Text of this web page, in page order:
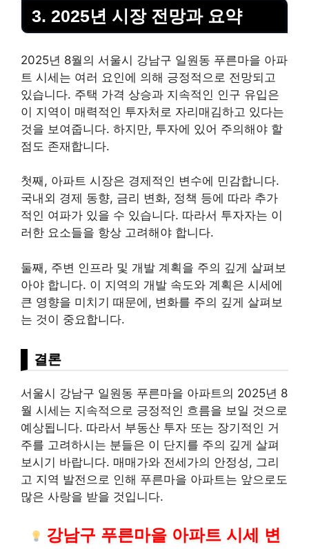
3. 2025년 시장 전망과 요약
2025년 8월의 서울시 강남구 일원동 푸른마을 아파
트 시세는 여러 요인에 의해 긍정적으로 전망되고
있습니다. 주택 가격 상승과 지속적인 인구 유입은
이 지역이 매력적인 투자처로 자리매김하고 있다는
것을 보여줍니다. 하지만, 투자에 있어 주의해야 할
점도 존재합니다.
첫째, 아파트 시장은 경제적인 변수에 민감합니다.
국내외 경제 동향, 금리 변화, 정책 등에 따라 추가
적인 여파가 있을 수 있습니다. 따라서 투자자는 이
러한 요소들을 항상 고려해야 합니다.
둘째, 주변 인프라 및 개발 계획을 주의 깊게 살펴보
아야 합니다. 이 지역의 개발 속도와 계획은 시세에
큰 영향을 미치기 때문에, 변화를 주의 깊게 살펴보
는 것이 중요합니다.
결론
서울시 강남구 일원동 푸른마을 아파트의 2025년 8
월 시세는 지속적으로 긍정적인 흐름을 보일 것으로
예상됩니다. 따라서 부동산 투자 또는 장기적인 거
주를 고려하시는 분들은 이 단지를 주의 깊게 살펴
보시기 바랍니다. 매매가와 전세가의 안정성, 그리
고 지역 발전으로 인해 푸른마을 아파트는 앞으로도
많은 사랑을 받을 것입니다.
강남구 푸른마을 아파트 시세 변